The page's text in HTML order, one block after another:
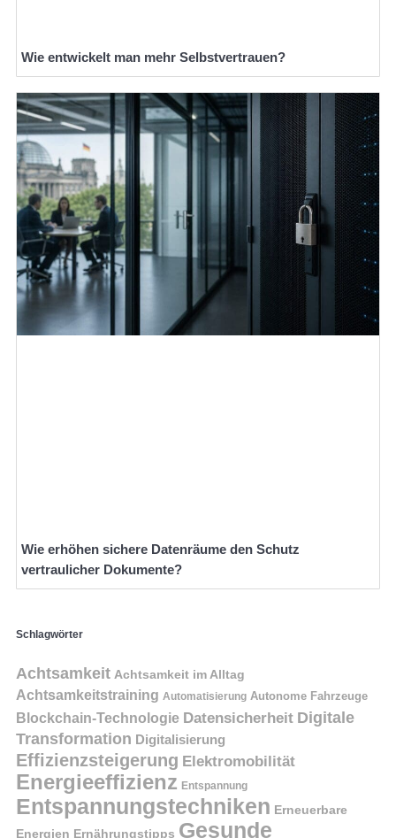
Wie entwickelt man mehr Selbstvertrauen?
Wie erhöhen sichere Datenräume den Schutz
vertraulicher Dokumente?
Schlagwörter
Achtsamkeit Achtsamkeit im Alltag
Achtsamkeitstraining Automatisierung Autonome Fahrzeuge
Blockchain-Technologie Datensicherheit Digitale
Transformation Digitalisierung
Effizienzsteigerung Elektromobilität
Energieeffizienz Entspannung
Entspannungstechniken Erneuerbare
Energien Ernährungstipps Gesunde